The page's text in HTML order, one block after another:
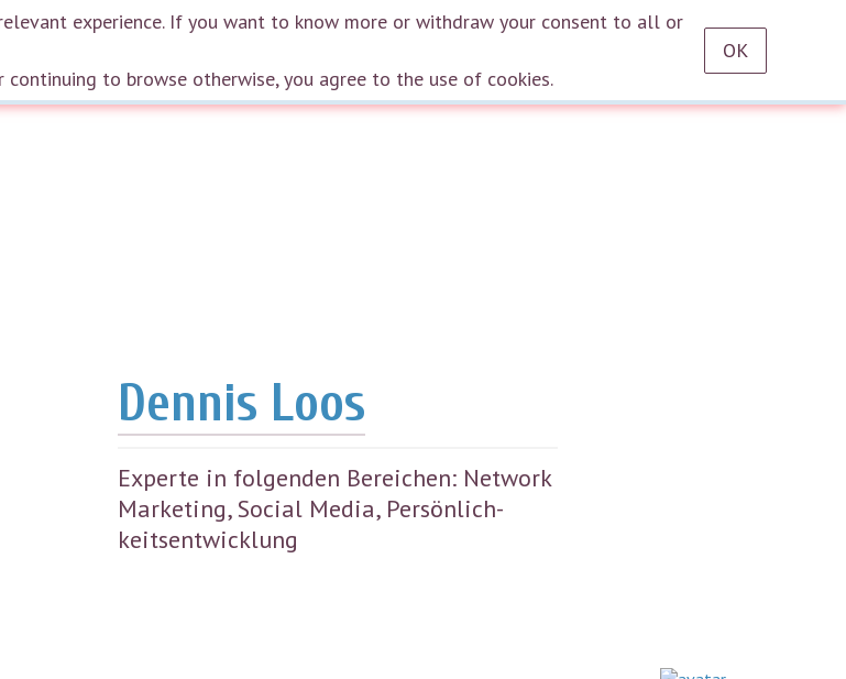
HU
Dennis Loos
Experte in folgenden Bereichen: Network
Marketing, Social Media, Persönlich-
keitsentwicklung
experience. If you want to know more or withdraw your consent to all or
to browse otherwise, you agree to the use of cookies.
OK